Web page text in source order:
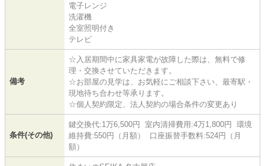
電子レンジ
洗濯機
全室照明付き
テレビ
備考
☆入居期間中に家具家電が故障した際は、無料で修
理・交換させていただきます。
☆お部屋の見学は、お気軽にご相談下さい、最寄駅・
現地待ち合わせ等承ります。
☆個人契約限定、法人契約の場合条件の変更あり
条件(その他)
鍵交換代:1万6,500円 室内清掃費用:4万1,800円 環境
維持費:550円（月額） 口座振替手数料:524円（月
額）